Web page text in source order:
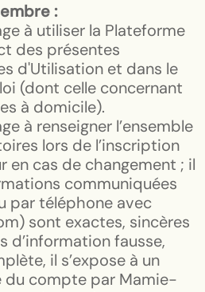
:
à utiliser la Plateforme
des présentes
d'Utilisation et dans le
(dont celle concernant
à domicile).
à renseigner l’ensemble
lors de l’inscription
en cas de changement ; il
communiquées
par téléphone avec
sont exactes, sincères
d’information fausse,
il s’expose à un
du compte par Mamie-